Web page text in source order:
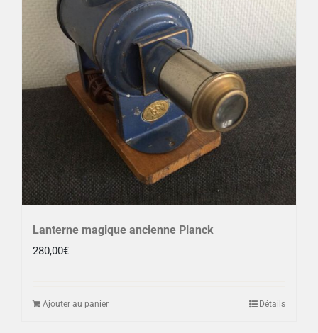
Lanterne magique ancienne Planck
280,00€
Ajouter au panier Détails